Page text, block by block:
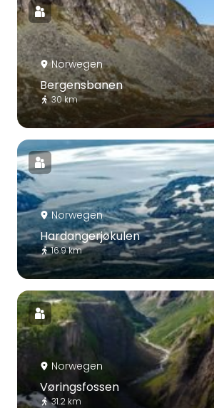
Norwegen
Bergensbanen
30 km
Norwegen
Hardangerjøkulen
16.9 km
Norwegen
Vøringsfossen
31.2 km